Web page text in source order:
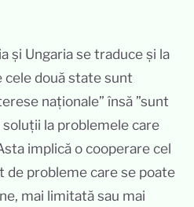
și Ungaria se traduce și la
cele două state sunt
naționale” însă ”sunt
la problemele care
implică o cooperare cel
probleme care se poate
mai limitată sau mai